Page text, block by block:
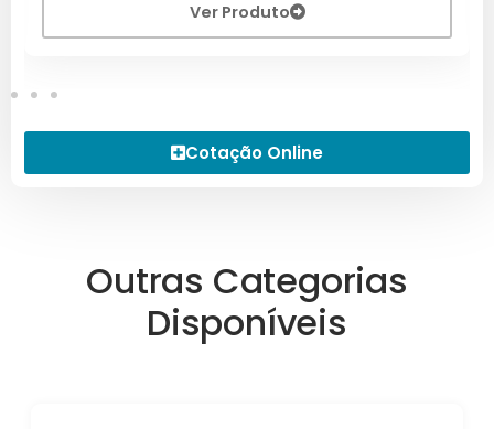
Ver Produto
Cotação Online
Outras Categorias
Disponíveis